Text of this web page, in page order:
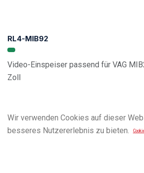
RL4-MIB92
Video-Einspeiser passend für VAG
Zoll
Wir verwenden Cookies auf dieser
besseres Nutzererlebnis zu bieten.